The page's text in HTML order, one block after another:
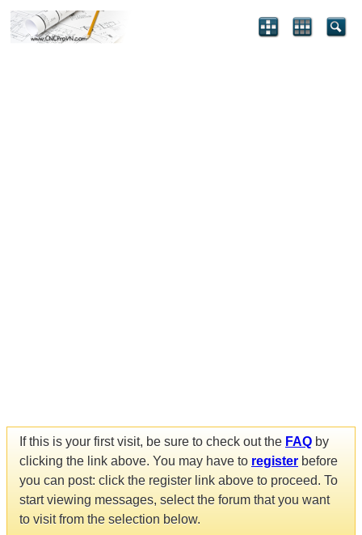
If this is your first visit, be sure to check out the FAQ by
clicking the link above. You may have to register before
you can post: click the register link above to proceed. To
start viewing messages, select the forum that you want
to visit from the selection below.